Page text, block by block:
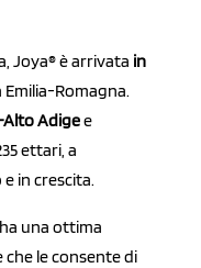
Joya® è arrivata in
Romagna.
Adigee
ettari, a
in crescita.
una ottima
le consente di